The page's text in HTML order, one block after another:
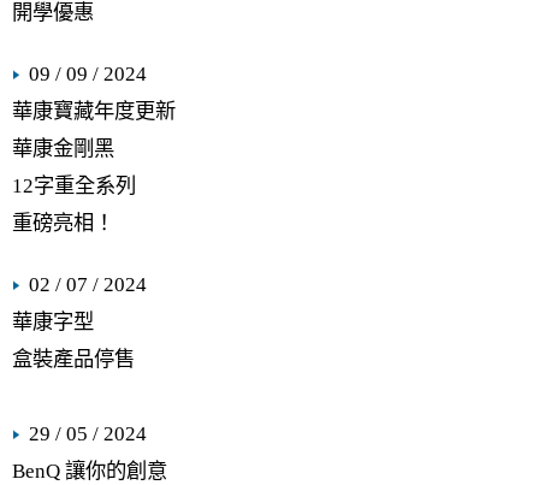
開學優惠
09 / 09 / 2024
華康寶藏年度更新
華康金剛黑
12字重全系列
重磅亮相！
02 / 07 / 2024
華康字型
盒裝產品停售
29 / 05 / 2024
BenQ 讓你的創意